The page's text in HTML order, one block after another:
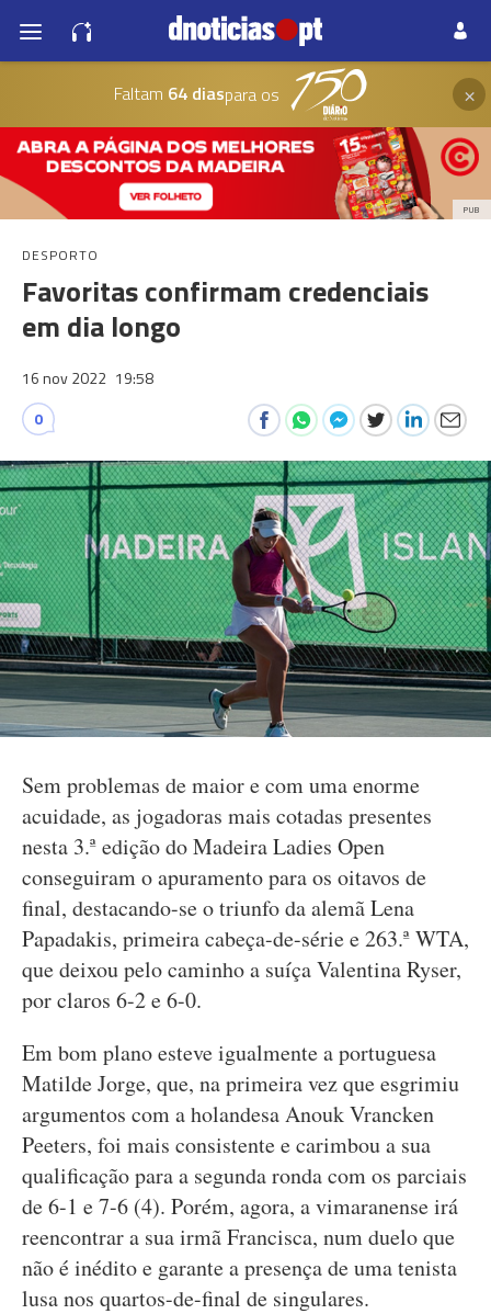
Faltam 64 diaspara os ×
PUB
DESPORTO
Favoritas confirmam credenciais
em dia longo
16 nov 2022 19:58
0
Sem problemas de maior e com uma enorme
acuidade, as jogadoras mais cotadas presentes
nesta 3.ª edição do Madeira Ladies Open
conseguiram o apuramento para os oitavos de
final, destacando-se o triunfo da alemã Lena
Papadakis, primeira cabeça-de-série e 263.ª WTA,
que deixou pelo caminho a suíça Valentina Ryser,
por claros 6-2 e 6-0.
Em bom plano esteve igualmente a portuguesa
Matilde Jorge, que, na primeira vez que esgrimiu
argumentos com a holandesa Anouk Vrancken
Peeters, foi mais consistente e carimbou a sua
qualificação para a segunda ronda com os parciais
de 6-1 e 7-6 (4). Porém, agora, a vimaranense irá
reencontrar a sua irmã Francisca, num duelo que
não é inédito e garante a presença de uma tenista
lusa nos quartos-de-final de singulares.